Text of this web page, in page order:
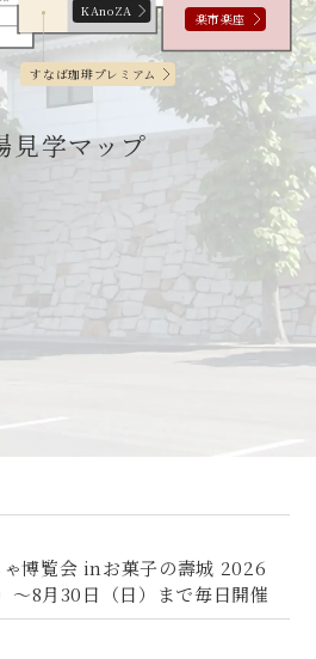
楽市楽座
KAnoZA
すなば珈琲プレミアム
見学マップ
博覧会 inお菓子の壽城 2026
〜8月30日（日）まで毎日開催